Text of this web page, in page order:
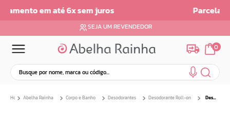
Parcelamento em ate 6x sem Juros
SEJA UM REVENDEDOR
0
Busque por nome, marca ou código...
Abelha Rainha Corpo e Banho Desodorantes Desodorante Roll-on Desodorante Rollon Antitranspirante Meu Cheirinho Unissex 50ml